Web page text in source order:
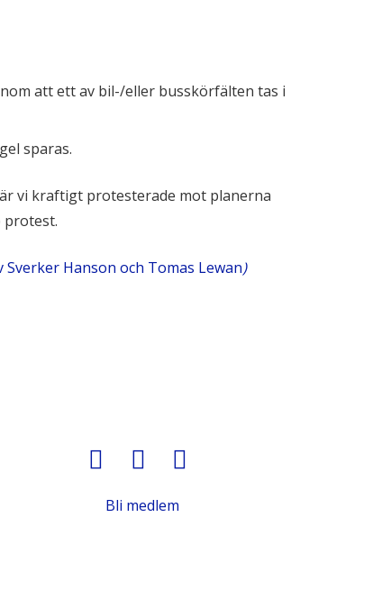
att ett av bil-/eller busskörfälten tas i
sparas.
vi kraftigt protesterade mot planerna
protest.
Hanson och Tomas Lewan)
Bli medlem